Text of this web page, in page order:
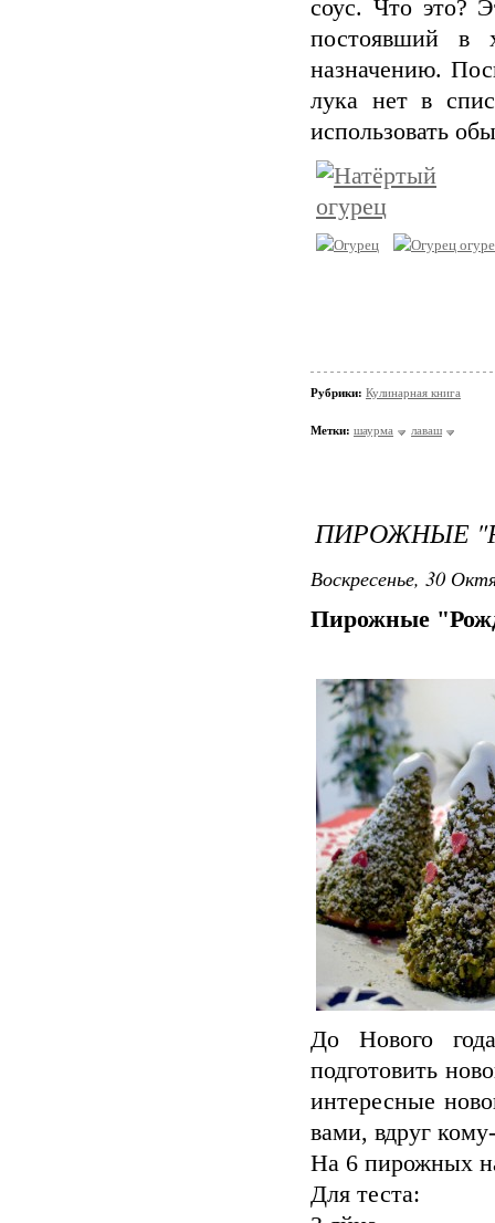
соус. Что это?
постоявший в
назначению.
лука нет в
использовать
Рубрики: Кулинарная книга
Метки: шаурма лаваш
ПИРОЖНЫЕ
Воскресенье, 30
Пирожные
До Нового
подготовить
интересные
вами, вдруг
На 6 пирожных
Для теста: